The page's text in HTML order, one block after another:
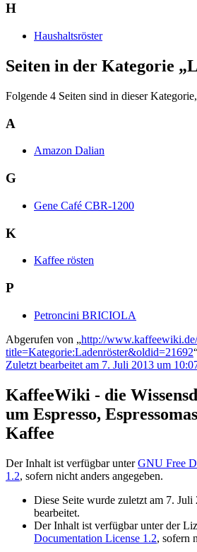
H
Haushaltsröster
Seiten in der Kategorie
Folgende 4 Seiten sind in dieser
A
Amazon Dalian
G
Gene Café CBR-1200
K
Kaffee rösten
P
Petroncini BRICIOLA
Abgerufen von „http://
title=Kategorie:Ladenröster&oldid=21692
Zuletzt bearbeitet am 7. Juli 2013 um
KaffeeWiki - die
um Espresso,
Kaffee
Der Inhalt ist verfügbar unterGNU Free
1.2, sofern nicht anders angegeben.
Diese Seite wurde zuletzt am 7.
bearbeitet.
Der Inhalt ist verfügbar unter der
Documentation License 1.2, sofern